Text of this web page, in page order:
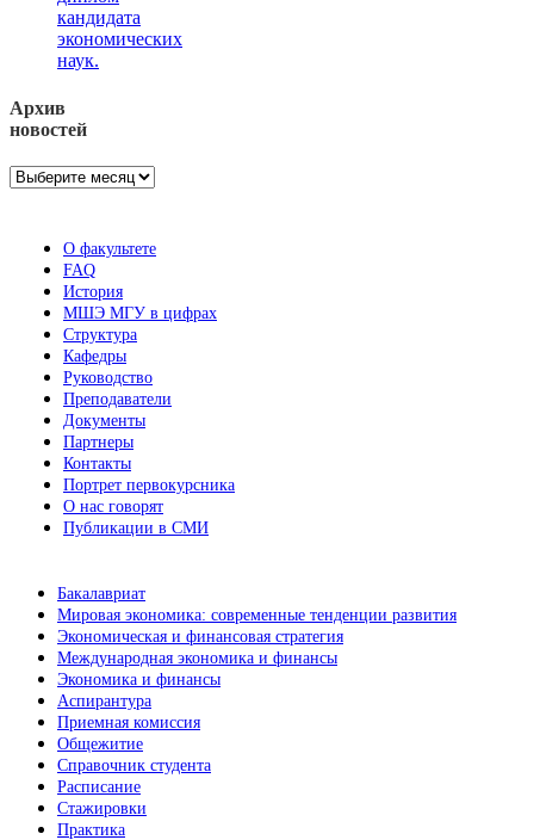
кандидата
экономических
наук.
Архив
новостей
Архив
О факультете
FAQ
История
МШЭ МГУ в цифрах
Структура
Кафедры
Руководство
Преподаватели
Документы
Партнеры
Контакты
Портрет первокурсника
О нас говорят
Публикации в СМИ
Бакалавриат
Мировая экономика: современные тенденции развития
Экономическая и финансовая стратегия
Международная экономика и финансы
Экономика и финансы
Аспирантура
Приемная комиссия
Общежитие
Справочник студента
Расписание
Стажировки
Практика